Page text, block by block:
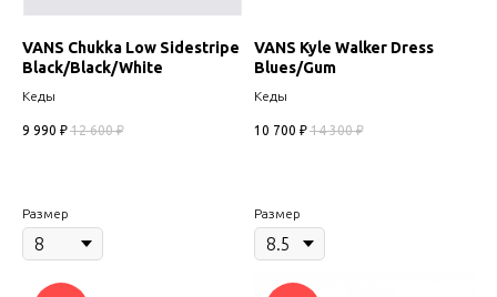
VANS Chukka Low Sidestripe
Black/Black/White
Кеды
9 990 ₽ 12 600 ₽
Размер
VANS Kyle Walker Dress
Blues/Gum
Кеды
10 700 ₽ 14 300 ₽
Размер